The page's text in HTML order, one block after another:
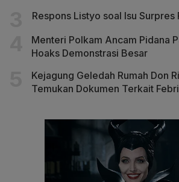
Respons Listyo soal Isu
Menteri Polkam Ancam Pidana
Hoaks Demonstrasi Besar
Kejagung Geledah Rumah Don
Temukan Dokumen Terkait